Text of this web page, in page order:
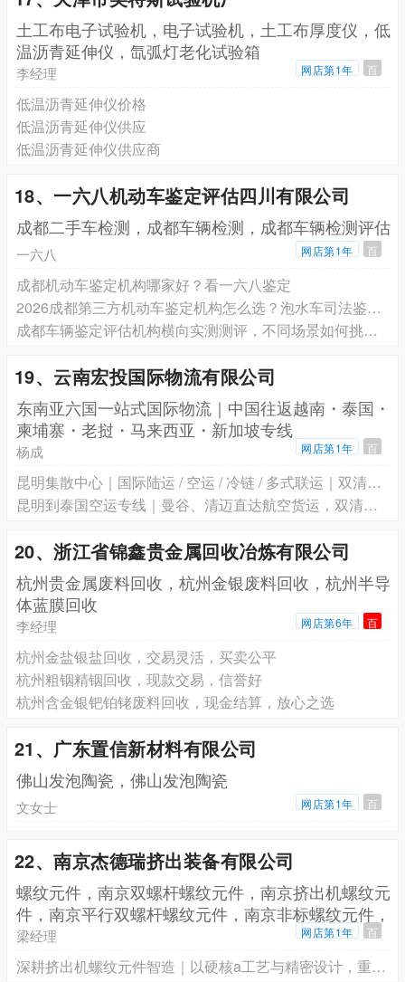
土工布电子试验机，电子试验机，土工布厚度仪，低
温沥青延伸仪，氙弧灯老化试验箱
李经理 网店第1年 百
低温沥青延伸仪价格
低温沥青延伸仪供应
低温沥青延伸仪供应商
18、一六八机动车鉴定评估四川有限公司
成都二手车检测，成都车辆检测，成都车辆检测评估
一六八 网店第1年 百
成都机动车鉴定机构哪家好？看一六八鉴定
2026成都第三方机动车鉴定机构怎么选？泡水车司法鉴定甄选指南
成都车辆鉴定评估机构横向实测测评，不同场景如何挑选合规第三方检测单位——168
19、云南宏投国际物流有限公司
东南亚六国一站式国际物流｜中国往返越南・泰国・
柬埔寨・老挝・马来西亚・新加坡专线
杨成 网店第1年 百
昆明集散中心｜国际陆运 / 空运 / 冷链 / 多式联运｜双清包税｜门到门全程供应链服务
昆明到泰国空运专线｜曼谷、清迈直达航空货运，双清包税门到门
20、浙江省锦鑫贵金属回收冶炼有限公司
杭州贵金属废料回收，杭州金银废料回收，杭州半导
体蓝膜回收
李经理 网店第6年 百
杭州金盐银盐回收，交易灵活，买卖公平
杭州粗铟精铟回收，现款交易，信誉好
杭州含金银钯铂铑废料回收，现金结算，放心之选
21、广东置信新材料有限公司
佛山发泡陶瓷，佛山发泡陶瓷
文女士 网店第1年 百
22、南京杰德瑞挤出装备有限公司
螺纹元件，南京双螺杆螺纹元件，南京挤出机螺纹元
件，南京平行双螺杆螺纹元件，南京非标螺纹元件，
南京高精
梁经理 网店第1年 百
深耕挤出机螺纹元件智造｜以硬核a工艺与精密设计，重塑高端塑机核心部件竞争力